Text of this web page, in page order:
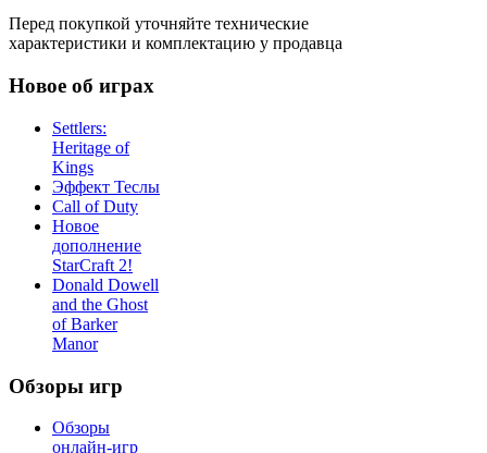
Перед покупкой уточняйте технические
характеристики и комплектацию у продавца
Новое об играх
Settlers:
Heritage of
Kings
Эффект Теслы
Call of Duty
Новое
дополнение
StarCraft 2!
Donald Dowell
and the Ghost
of Barker
Manor
Обзоры игр
Обзоры
онлайн-игр